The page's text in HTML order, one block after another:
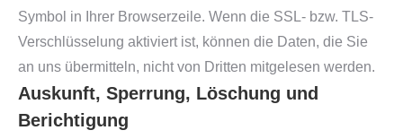
Symbol in Ihrer Browserzeile. Wenn die SSL- bzw. TLS-
Verschlüsselung aktiviert ist, können die Daten, die Sie
an uns übermitteln, nicht von Dritten mitgelesen werden.
Auskunft, Sperrung, Löschung und
Berichtigung